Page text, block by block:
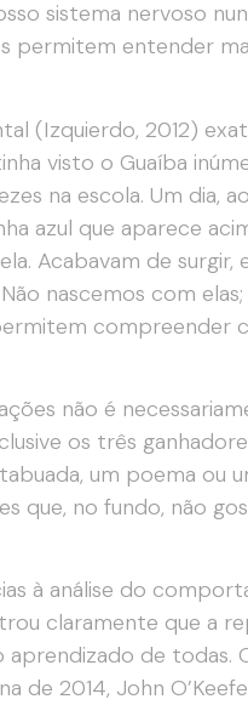
sistema nervoso
permitem entender
(Izquierdo, 2012)
visto o Guaíba
na escola. Um dia,
azul que aparece
Acabavam de surgir,
nascemos com
não é
os três
um poema ou
que, no fundo, não
à análise do
claramente que a
de todas.
de 2014, John